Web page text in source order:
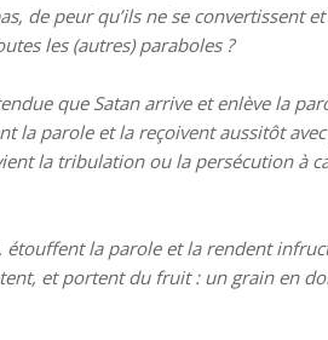
de peur qu’ils ne se convertissent
les (autres) paraboles ?
que Satan arrive et enlève la
la parole et la reçoivent aussitôt
la tribulation ou la persécution à
étouffent la parole et la rendent
et portent du fruit : un grain en